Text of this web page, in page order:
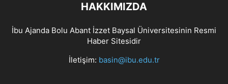
HAKKIMIZDA
İbu Ajanda Bolu Abant İzzet Baysal Üniversitesinin Resmi
Haber Sitesidir
İletişim: basin@ibu.edu.tr